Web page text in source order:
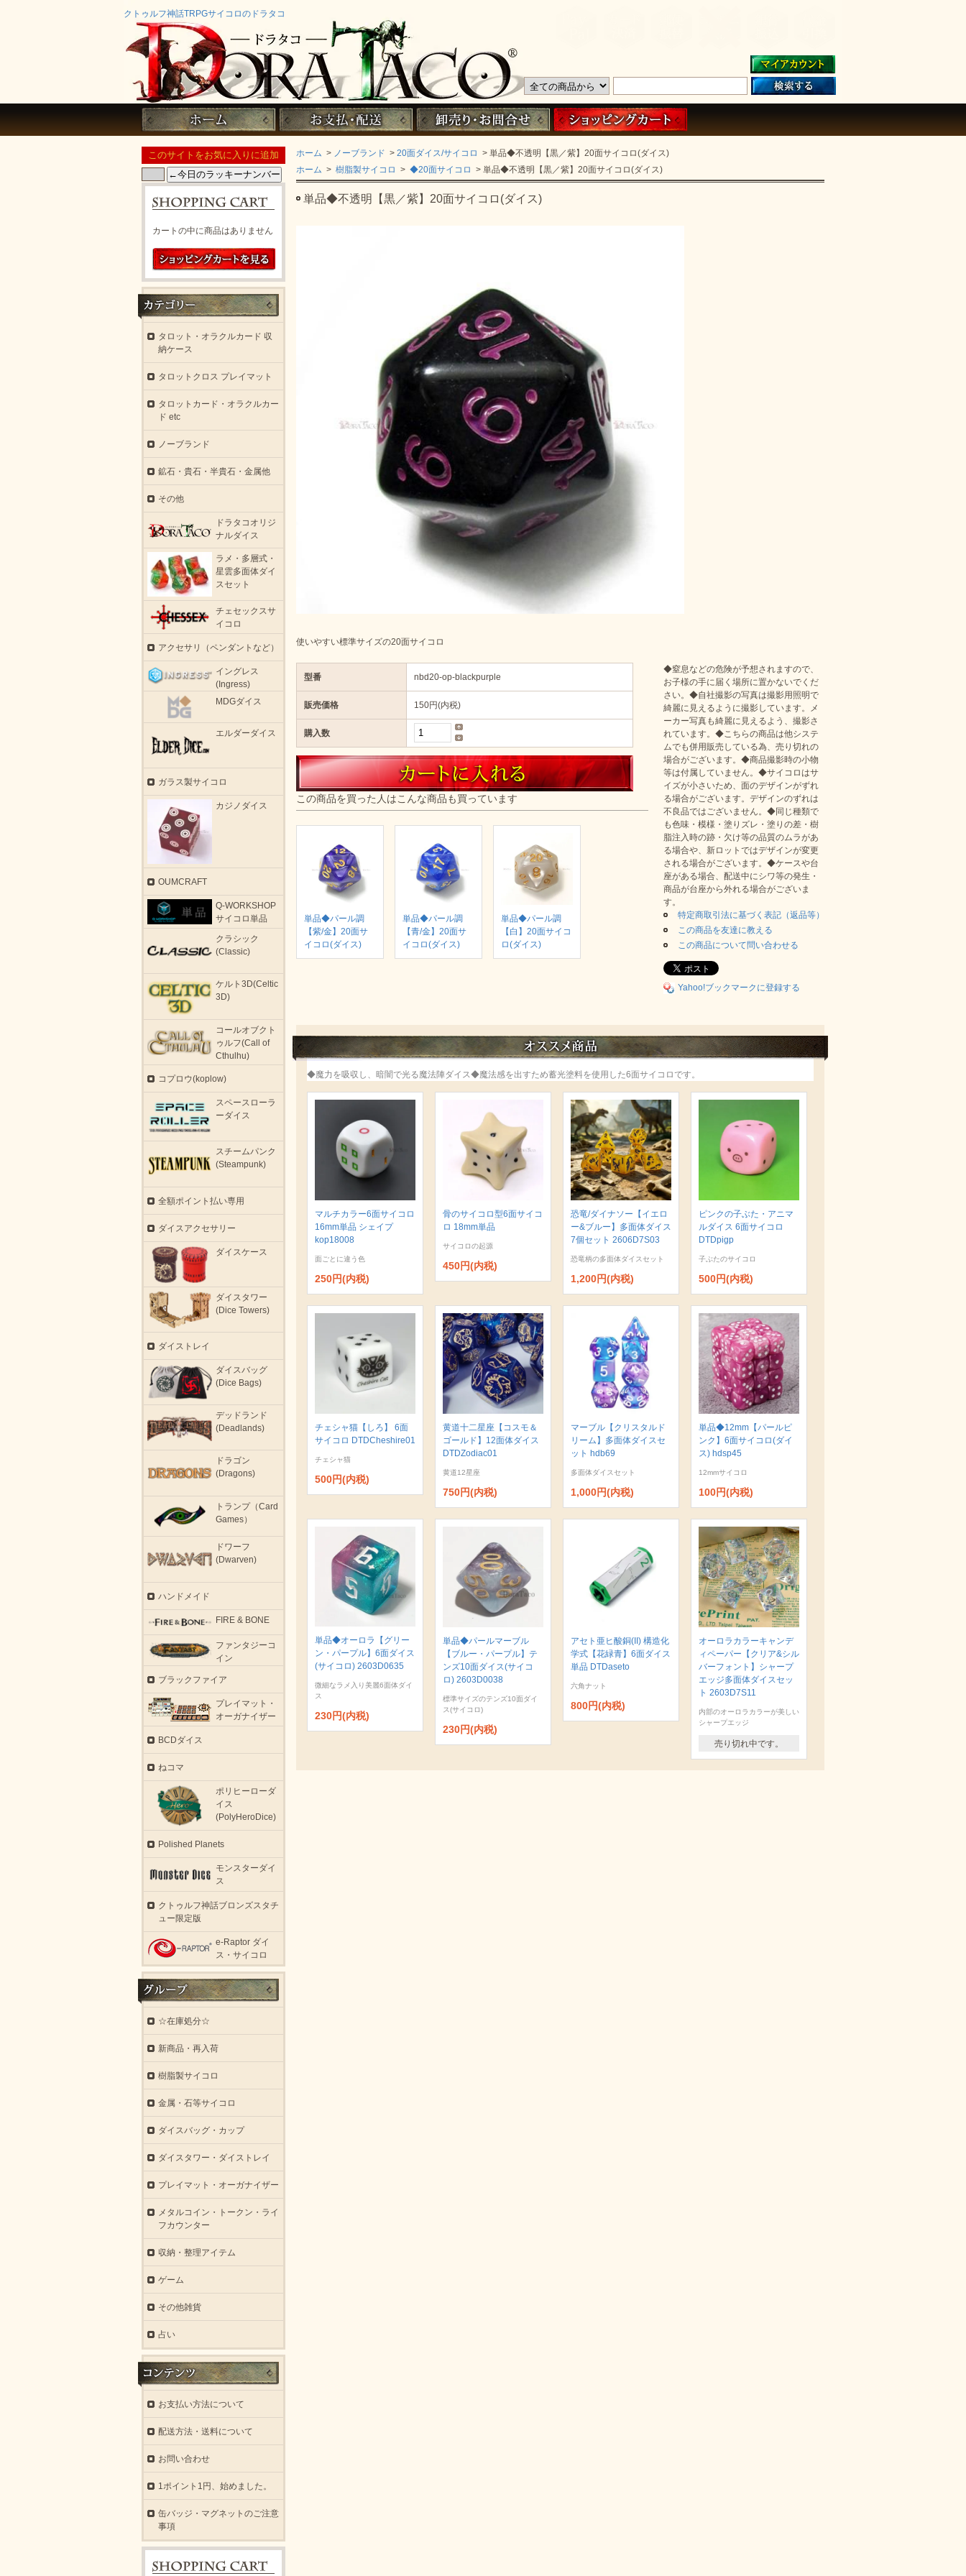
クトゥルフ神話TRPGサイコロのドラタコ
ホーム > ノーブランド > 20面ダイス/サイコロ > 単品◆不透明【黒／紫】20面サイコロ(ダイス)
ホーム > 樹脂製サイコロ > ◆20面サイコロ > 単品◆不透明【黒／紫】20面サイコロ(ダイス)
単品◆不透明【黒／紫】20面サイコロ(ダイス)
使いやすい標準サイズの20面サイコロ
型番 nbd20-op-blackpurple
販売価格 150円(内税)
購入数
この商品を買った人はこんな商品も買っています
単品◆パール調
【紫/金】20面サ
イコロ(ダイス)
単品◆パール調
【青/金】20面サ
イコロ(ダイス)
単品◆パール調
【白】20面サイコ
ロ(ダイス)
◆窒息などの危険が予想されますので、
お子様の手に届く場所に置かないでくだ
さい。◆自社撮影の写真は撮影用照明で
綺麗に見えるように撮影しています。メ
ーカー写真も綺麗に見えるよう、撮影さ
れています。◆こちらの商品は他システ
ムでも併用販売している為、売り切れの
場合がございます。◆商品撮影時の小物
等は付属していません。◆サイコロはサ
イズが小さいため、面のデザインがずれ
る場合がございます。デザインのずれは
不良品ではございません。◆同じ種類で
も色味・模様・塗りズレ・塗りの差・樹
脂注入時の跡・欠け等の品質のムラがあ
る場合や、新ロットではデザインが変更
される場合がございます。◆ケースや台
座がある場合、配送中にシワ等の発生・
商品が台座から外れる場合がございま
す。
特定商取引法に基づく表記（返品等）
この商品を友達に教える
この商品について問い合わせる
Yahoo!ブックマークに登録する
◆魔力を吸収し、暗闇で光る魔法陣ダイス◆魔法感を出すため蓄光塗料を使用した6面サイコロです。
マルチカラー6面サイコロ
16mm単品 シェイプ
kop18008
面ごとに違う色
250円(内税)
骨のサイコロ型6面サイコ
ロ 18mm単品
サイコロの起源
450円(内税)
恐竜/ダイナソー【イエロ
ー&ブルー】多面体ダイス
7個セット 2606D7S03
恐竜柄の多面体ダイスセット
1,200円(内税)
ピンクの子ぶた・アニマ
ルダイス 6面サイコロ
DTDpigp
子ぶたのサイコロ
500円(内税)
チェシャ猫【しろ】 6面
サイコロ DTDCheshire01
チェシャ猫
500円(内税)
黄道十二星座【コスモ＆
ゴールド】12面体ダイス
DTDZodiac01
黄道12星座
750円(内税)
マーブル【クリスタルド
リーム】多面体ダイスセ
ット hdb69
多面体ダイスセット
1,000円(内税)
単品◆12mm【パールピ
ンク】6面サイコロ(ダイ
ス) hdsp45
12mmサイコロ
100円(内税)
単品◆オーロラ【グリー
ン・パープル】6面ダイス
(サイコロ) 2603D0635
微細なラメ入り美麗6面体ダイ
ス
230円(内税)
単品◆パールマーブル
【ブルー・パープル】テ
ンズ10面ダイス(サイコ
ロ) 2603D0038
標準サイズのテンズ10面ダイ
ス(サイコロ)
230円(内税)
アセト亜ヒ酸銅(II) 構造化
学式【花緑青】6面ダイス
単品 DTDaseto
六角ナット
800円(内税)
オーロラカラーキャンデ
ィペーパー【クリア&シル
バーフォント】シャープ
エッジ多面体ダイスセッ
ト 2603D7S11
内部のオーロラカラーが美しい
シャープエッジ
売り切れ中です。
カートの中に商品はありません
タロット・オラクルカード 収
納ケース
タロットクロス プレイマット
タロットカード・オラクルカー
ド etc
ノーブランド
鉱石・貴石・半貴石・金属他
その他
ドラタコオリジ
ナルダイス
ラメ・多層式・
星雲多面体ダイ
スセット
チェセックスサ
イコロ
アクセサリ（ペンダントなど）
イングレス
(Ingress)
MDGダイス
エルダーダイス
ガラス製サイコロ
カジノダイス
OUMCRAFT
Q-WORKSHOP
サイコロ単品
クラシック
(Classic)
ケルト3D(Celtic
3D)
コールオブクト
ゥルフ(Call of
Cthulhu)
コプロウ(koplow)
スペースローラ
ーダイス
スチームパンク
(Steampunk)
全額ポイント払い専用
ダイスアクセサリー
ダイスケース
ダイスタワー
(Dice Towers)
ダイストレイ
ダイスバッグ
(Dice Bags)
デッドランド
(Deadlands)
ドラゴン
(Dragons)
トランプ（Card
Games）
ドワーフ
(Dwarven)
ハンドメイド
FIRE & BONE
ファンタジーコ
イン
ブラックファイア
プレイマット・
オーガナイザー
BCDダイス
ねコマ
ポリヒーローダ
イス
(PolyHeroDice)
Polished Planets
モンスターダイ
ス
クトゥルフ神話ブロンズスタチ
ュー限定版
e-Raptor ダイ
ス・サイコロ
☆在庫処分☆
新商品・再入荷
樹脂製サイコロ
金属・石等サイコロ
ダイスバッグ・カップ
ダイスタワー・ダイストレイ
プレイマット・オーガナイザー
メタルコイン・トークン・ライ
フカウンター
収納・整理アイテム
ゲーム
その他雑貨
占い
お支払い方法について
配送方法・送料について
お問い合わせ
1ポイント1円、始めました。
缶バッジ・マグネットのご注意
事項